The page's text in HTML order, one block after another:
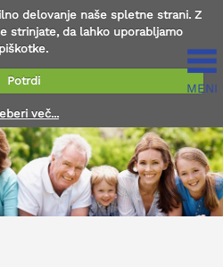
delovanje naše spletne strani. Z
strinjate, da lahko uporabljamo
piškotke.
Potrdi
več...
MENI